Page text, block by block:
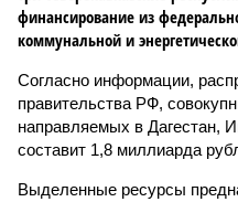
финансирование из
коммунальной и
Согласно информации,
правительства РФ,
направляемых в Дагестан,
составит 1,8 миллиарда
Выделенные ресурсы